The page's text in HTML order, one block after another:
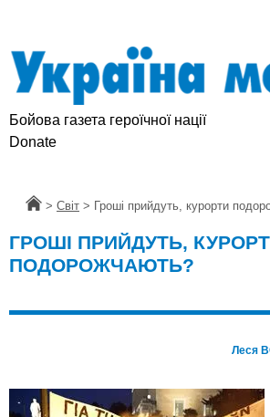
Бойова газета героїчної нації
Donate
Головна
> Світ > Гроші прийдуть, курорти
ГРОШІ ПРИЙДУТЬ,
ПОДОРОЖЧАЮТЬ?
Леся